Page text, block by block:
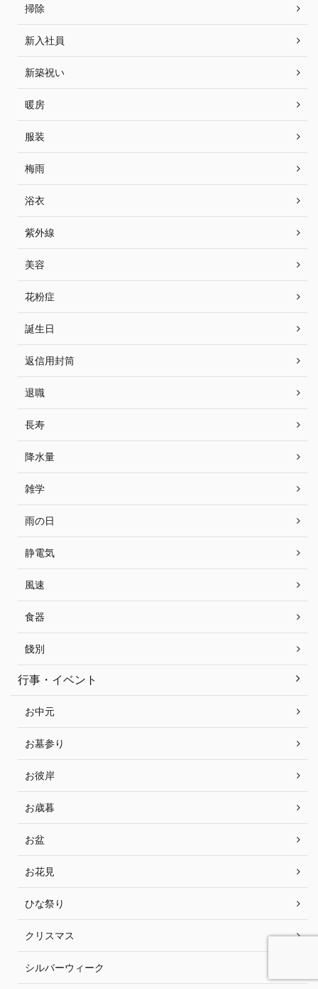
掃除
新入社員
新築祝い
暖房
服装
梅雨
浴衣
紫外線
美容
花粉症
誕生日
返信用封筒
退職
長寿
降水量
雑学
雨の日
静電気
風速
食器
餞別
行事・イベント
お中元
お墓参り
お彼岸
お歳暮
お盆
お花見
ひな祭り
クリスマス
シルバーウィーク